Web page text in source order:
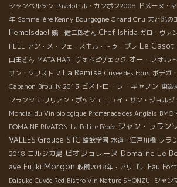
シャンベルタン Pavelot ル・カンボン2008 ドメーヌ・
年 Sommelière Kenny Bourgogne Grand Cru 天と地の
Hemelsdael 鏡 健二郎さん Chef Ishida ガロ・ヴァ
FELL アン・メ・フェ・スキル・トゥ・プレ Le Casot
山田さん MATA HARI ヴォドピヴェック オー・フォルト
サン・クリストフ La Remise Cuvee des Fous ボデガ
Cabanon Brouilly 2013 ビストロ・レ・キャノン 東銀
フランシュ リリアン・ボッシュ ニュイ・サン・ジョル
Mondial du Vin biologique Promenade des Anglais
DOMAINE RIVATON La Petite Pépée ジャン・フラン
VALLES Groupe STC 輪飲学園 水道・江戸川橋 フラ
2018 コルシカ島 ビオジョレーヌ Domaine Le
ave Fujiki Morgon 収穫2018年・アリゴテ Eau
Daisuke Cuvée Red Bistro Vin Nature SHONZUI ジャン